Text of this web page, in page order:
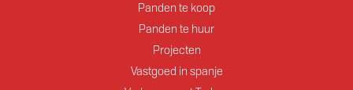
Panden te koop
Panden te huur
Projecten
Vastgoed in spanje